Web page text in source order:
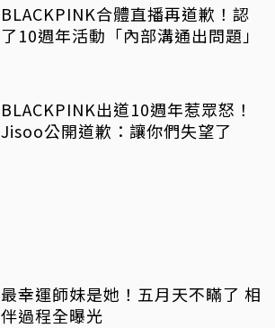
BLACKPINK合體直播再道歉！認
了10週年活動「內部溝通出問題」
BLACKPINK出道10週年惹眾怒！
Jisoo公開道歉：讓你們失望了
最幸運師妹是她！五月天不瞞了 相
伴過程全曝光